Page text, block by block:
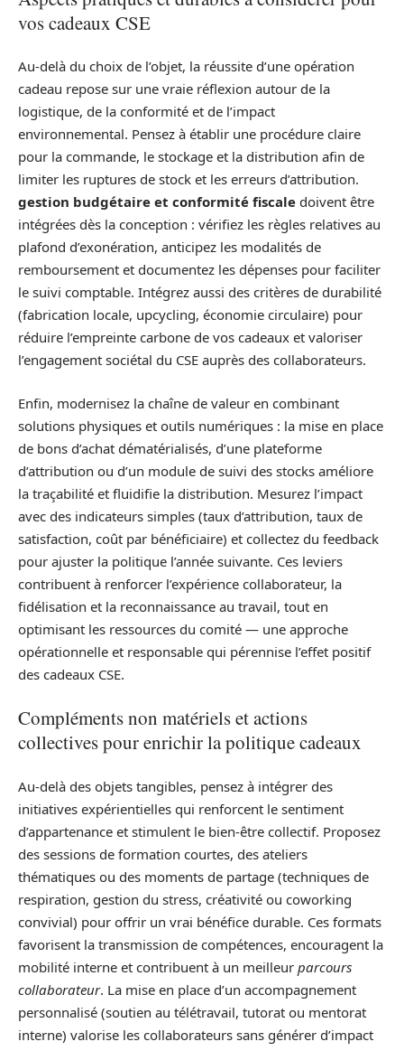
vos cadeaux CSE
Au-delà du choix de l’objet, la réussite d’une opération
cadeau repose sur une vraie réflexion autour de la
logistique, de la conformité et de l’impact
environnemental. Pensez à établir une procédure claire
pour la commande, le stockage et la distribution afin de
limiter les ruptures de stock et les erreurs d’attribution.
gestion budgétaire et conformité fiscale doivent être
intégrées dès la conception : vérifiez les règles relatives au
plafond d’exonération, anticipez les modalités de
remboursement et documentez les dépenses pour faciliter
le suivi comptable. Intégrez aussi des critères de durabilité
(fabrication locale, upcycling, économie circulaire) pour
réduire l’empreinte carbone de vos cadeaux et valoriser
l’engagement sociétal du CSE auprès des collaborateurs.
Enfin, modernisez la chaîne de valeur en combinant
solutions physiques et outils numériques : la mise en place
de bons d’achat dématérialisés, d’une plateforme
d’attribution ou d’un module de suivi des stocks améliore
la traçabilité et fluidifie la distribution. Mesurez l’impact
avec des indicateurs simples (taux d’attribution, taux de
satisfaction, coût par bénéficiaire) et collectez du feedback
pour ajuster la politique l’année suivante. Ces leviers
contribuent à renforcer l’expérience collaborateur, la
fidélisation et la reconnaissance au travail, tout en
optimisant les ressources du comité — une approche
opérationnelle et responsable qui pérennise l’effet positif
des cadeaux CSE.
Compléments non matériels et actions
collectives pour enrichir la politique cadeaux
Au‑delà des objets tangibles, pensez à intégrer des
initiatives expérientielles qui renforcent le sentiment
d’appartenance et stimulent le bien‑être collectif. Proposez
des sessions de formation courtes, des ateliers
thématiques ou des moments de partage (techniques de
respiration, gestion du stress, créativité ou coworking
convivial) pour offrir un vrai bénéfice durable. Ces formats
favorisent la transmission de compétences, encouragent la
mobilité interne et contribuent à un meilleur parcours
collaborateur. La mise en place d’un accompagnement
personnalisé (soutien au télétravail, tutorat ou mentorat
interne) valorise les collaborateurs sans générer d’impact